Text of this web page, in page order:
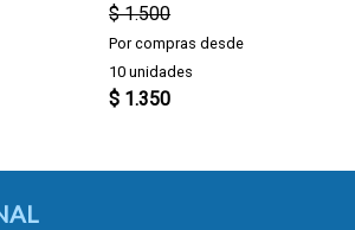
$ 1.500
Por compras desde
10 unidades
$ 1.350